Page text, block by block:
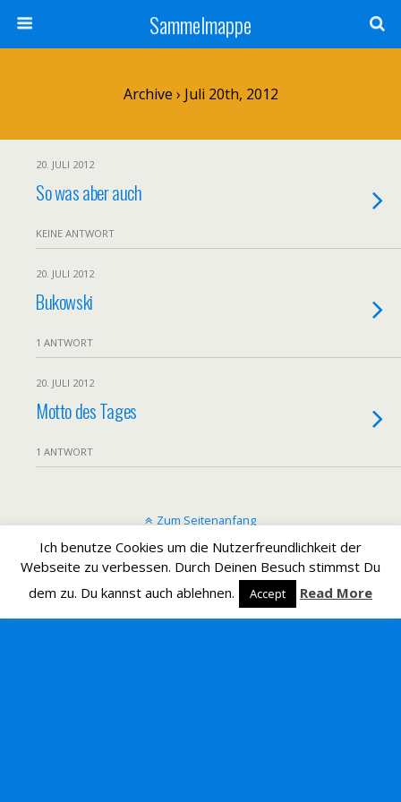
Sammelmappe
Archive › Juli 20th, 2012
20. JULI 2012
So was aber auch
KEINE ANTWORT
20. JULI 2012
Bukowski
1 ANTWORT
20. JULI 2012
Motto des Tages
1 ANTWORT
Zum Seitenanfang
Mobil Desktop
Ich benutze Cookies um die Nutzerfreundlichkeit der
Webseite zu verbessen. Durch Deinen Besuch stimmst Du
dem zu. Du kannst auch ablehnen.
Accept Read More